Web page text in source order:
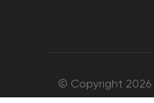
© Copyright 2026